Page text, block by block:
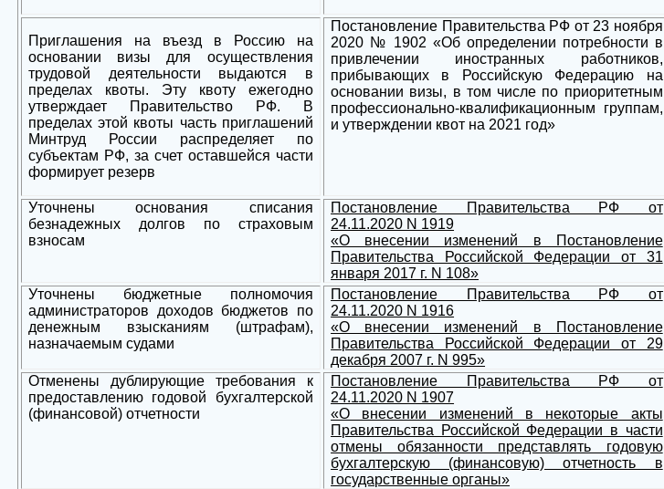
Приглашения на въезд в Россию на
основании визы для осуществления
трудовой деятельности выдаются в
пределах квоты. Эту квоту ежегодно
утверждает Правительство РФ. В
пределах этой квоты часть приглашений
Минтруд России распределяет по
субъектам РФ, за счет оставшейся части
формирует резерв
Постановление Правительства РФ от 23 ноября
2020 № 1902 «Об определении потребности в
привлечении иностранных работников,
прибывающих в Российскую Федерацию на
основании визы, в том числе по приоритетным
профессионально-квалификационным группам,
и утверждении квот на 2021 год»
Уточнены основания списания
безнадежных долгов по страховым
взносам
Постановление Правительства РФ от
24.11.2020 N 1919
«О внесении изменений в Постановление
Правительства Российской Федерации от 31
января 2017 г. N 108»
Уточнены бюджетные полномочия
администраторов доходов бюджетов по
денежным взысканиям (штрафам),
назначаемым судами
Постановление Правительства РФ от
24.11.2020 N 1916
«О внесении изменений в Постановление
Правительства Российской Федерации от 29
декабря 2007 г. N 995»
Отменены дублирующие требования к
предоставлению годовой бухгалтерской
(финансовой) отчетности
Постановление Правительства РФ от
24.11.2020 N 1907
«О внесении изменений в некоторые акты
Правительства Российской Федерации в части
отмены обязанности представлять годовую
бухгалтерскую (финансовую) отчетность в
государственные органы»